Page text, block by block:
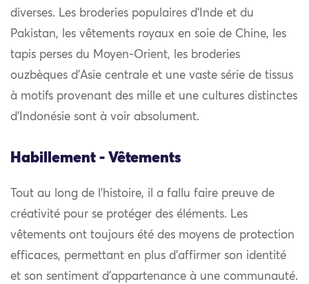
diverses. Les broderies populaires d’Inde et du
Pakistan, les vêtements royaux en soie de Chine, les
tapis perses du Moyen-Orient, les broderies
ouzbèques d’Asie centrale et une vaste série de tissus
à motifs provenant des mille et une cultures distinctes
d’Indonésie sont à voir absolument.
Habillement - Vêtements
Tout au long de l’histoire, il a fallu faire preuve de
créativité pour se protéger des éléments. Les
vêtements ont toujours été des moyens de protection
efficaces, permettant en plus d’affirmer son identité
et son sentiment d’appartenance à une communauté.